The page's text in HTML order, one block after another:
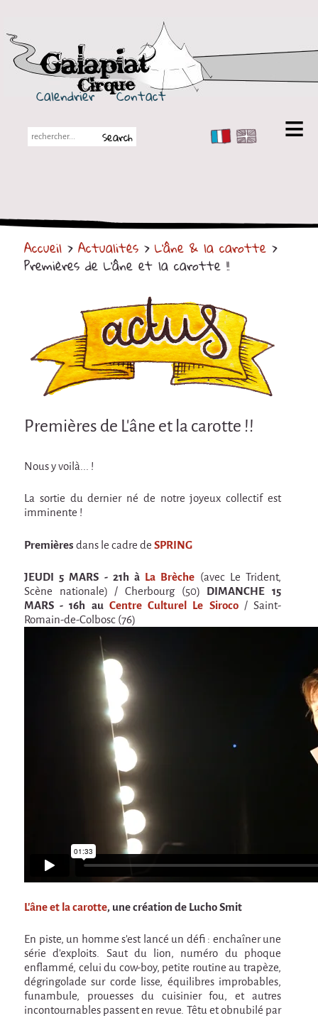
Galapiat Cirque
Calendrier
Contact
FR EN
Les Chapiteaux
Partenaires
En tournée
Attraction Capillaire
BLANC
Courbatures
La Brise de la Pastille
L'âne & la carotte
L'essaim - Projet participatif autour de la
Brise de la Pastille
Mad in Finland
Préviens les autres
Sans-culotte
Sans-Culotte
En création
Espèce d'idiot
Il va pleuvoir
Il va pleuvoir
Mordicus (titre provisoire)
MORDICUS (titre provisoire)
En souvenir
Risque ZérO
BOI
Capilotractées
Marathon
C'est quand qu'on va où !?
Roue de la Mort
Accueil > Actualités > L'âne & la carotte >
Premières de L'âne et la carotte !!
Premières de L'âne et la carotte !!
Nous y voilà... !
La sortie du dernier né de notre joyeux collectif est
imminente !
Premières dans le cadre de SPRING
JEUDI 5 MARS - 21h à La Brèche (avec Le Trident,
Scène nationale) / Cherbourg (50) DIMANCHE 15
MARS - 16h au Centre Culturel Le Siroco/ Saint-
Romain-de-Colbosc (76)
L'âne et la carotte, une création de Lucho Smit
En piste, un homme s'est lancé un défi : enchaîner une
série d'exploits. Saut du lion, numéro du phoque
enflammé, celui du cow-boy, petite routine au trapèze,
dégringolade sur corde lisse, équilibres improbables,
funambule, prouesses du cuisinier fou, et autres
incontournables passent en revue. Têtu et obnubilé par